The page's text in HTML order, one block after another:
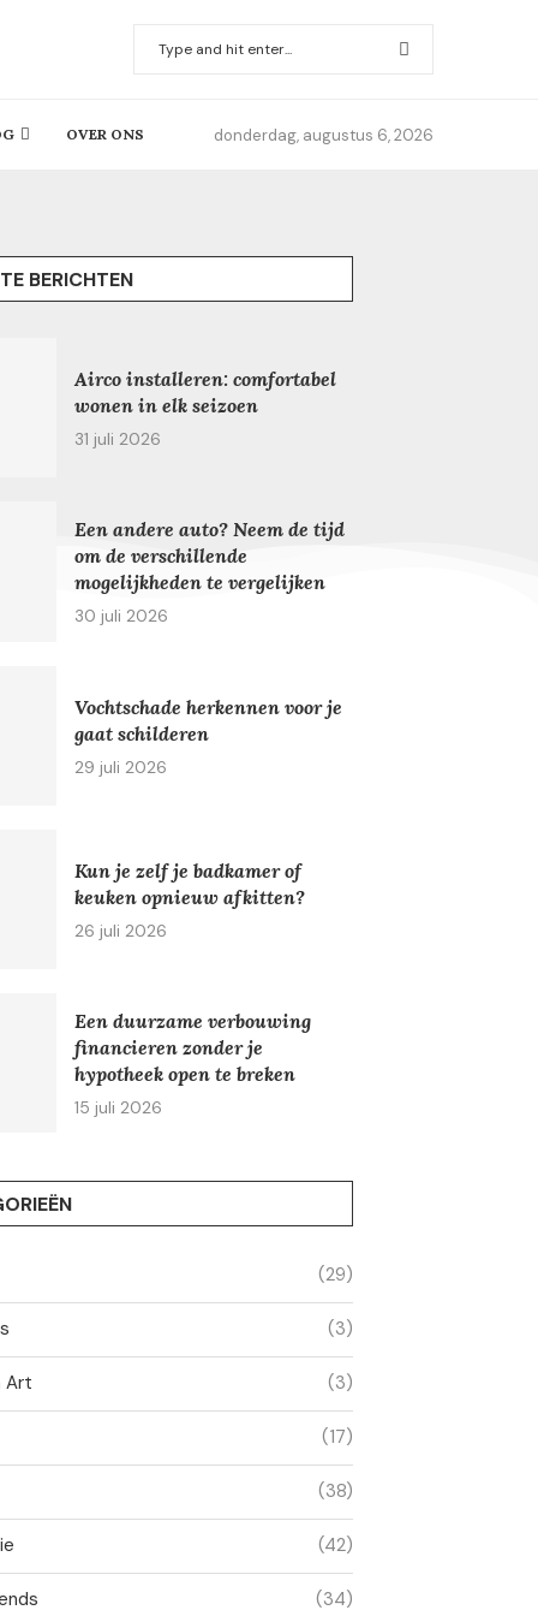
OVER ONS donderdag, augustus 6, 2026
BERICHTEN
Airco installeren: comfortabel
wonen in elk seizoen
31 juli 2026
Een andere auto? Neem de tijd
om de verschillende
mogelijkheden te vergelijken
30 juli 2026
Vochtschade herkennen voor je
gaat schilderen
29 juli 2026
Kun je zelf je badkamer of
keuken opnieuw afkitten?
26 juli 2026
Een duurzame verbouwing
financieren zonder je
hypotheek open te breken
15 juli 2026
(29)
(3)
Art (3)
(17)
(38)
(42)
(34)